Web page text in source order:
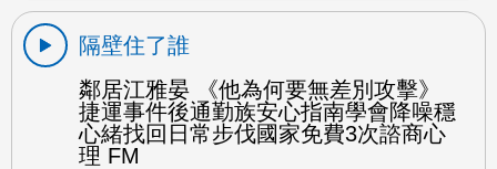
隔壁住了誰
鄰居江雅晏 《他為何要無差別攻擊》
捷運事件後通勤族安心指南學會降噪穩
心緒找回日常步伐國家免費3次諮商心
理 FM